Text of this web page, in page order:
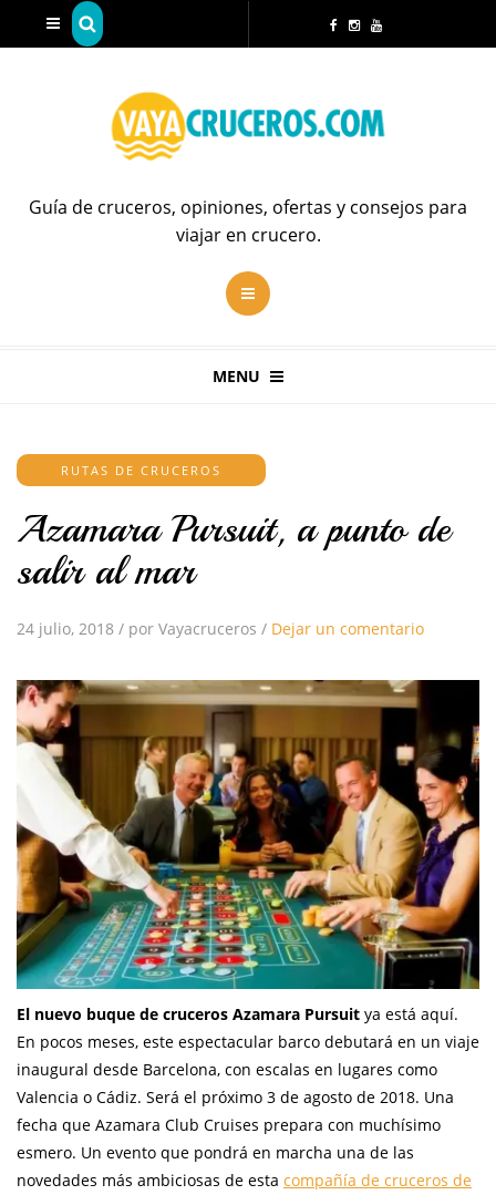
Guía de cruceros, opiniones, ofertas y consejos para
viajar en crucero.
MENU
RUTAS DE CRUCEROS
Azamara Pursuit, a punto de
salir al mar
24 julio, 2018 / por Vayacruceros / Dejar un comentario
El nuevo buque de cruceros Azamara Pursuit ya está aquí.
En pocos meses, este espectacular barco debutará en un viaje
inaugural desde Barcelona, con escalas en lugares como
Valencia o Cádiz. Será el próximo 3 de agosto de 2018. Una
fecha que Azamara Club Cruises prepara con muchísimo
esmero. Un evento que pondrá en marcha una de las
novedades más ambiciosas de esta compañía de cruceros de